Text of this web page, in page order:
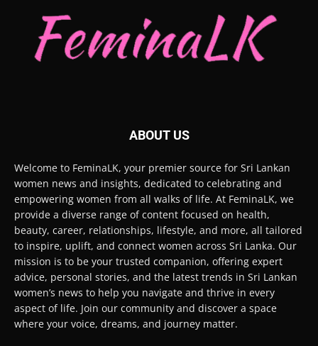
ABOUT US
Welcome to FeminaLK, your premier source for Sri Lankan
women news and insights, dedicated to celebrating and
empowering women from all walks of life. At FeminaLK, we
provide a diverse range of content focused on health,
beauty, career, relationships, lifestyle, and more, all tailored
to inspire, uplift, and connect women across Sri Lanka. Our
mission is to be your trusted companion, offering expert
advice, personal stories, and the latest trends in Sri Lankan
women’s news to help you navigate and thrive in every
aspect of life. Join our community and discover a space
where your voice, dreams, and journey matter.